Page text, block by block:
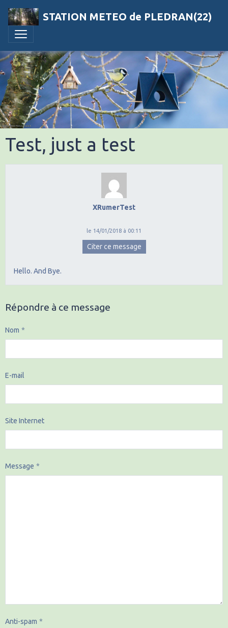
STATION METEO de PLEDRAN(22)
Test, just a test
XRumerTest
le 14/01/2018 à 00:11
Citer ce message
Hello. And Bye.
Répondre à ce message
Nom
E-mail
Site Internet
Message
Anti-spam